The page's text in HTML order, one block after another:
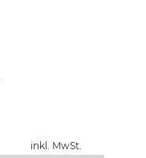
inkl. MwSt.